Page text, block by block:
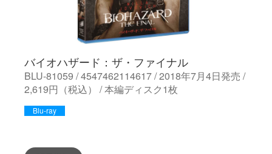
バイオハザード：ザ・ファイナル
BLU-81059 / 4547462114617 / 2018年7月4日発売 /
2,619円（税込） / 本編ディスク1枚
Blu-ray